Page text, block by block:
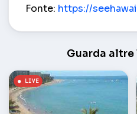
Fonte: https://
Guarda altre